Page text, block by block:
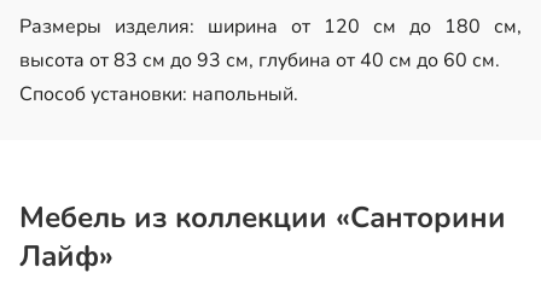
Размеры изделия: ширина от 120 см до 180 см,
высота от 83 см до 93 см, глубина от 40 см до 60 см.
Способ установки: напольный.
Мебель из коллекции «Санторини
Лайф»